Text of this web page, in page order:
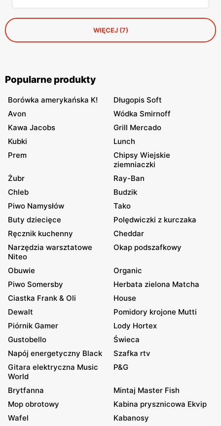
camping w Chorwacji czy leniwy weekend na działce –
warto mieć te rzeczy pod ręką. I naprawdę, nie trzeba
wydawać fortuny, żeby spać wygodnie i nie zjeść
ciepłego sera na śniadanie. Sprawdźmy, co Biedronka
wrzuciła do plecaka w tym sezonie!
WIĘCEJ (7)
Popularne produkty
Borówka amerykańska K!
Długopis Soft
Avon
Wódka Smirnoff
Kawa Jacobs
Grill Mercado
Kubki
Lunch
Prem
Chipsy Wiejskie
ziemniaczki
Żubr
Ray-Ban
Chleb
Budzik
Piwo Namysłów
Tako
Buty dziecięce
Polędwiczki z kurczaka
Ręcznik kuchenny
Cheddar
Narzędzia warsztatowe
Niteo
Okap podszafkowy
Obuwie
Organic
Piwo Somersby
Herbata zielona Matcha
Ciastka Frank & Oli
House
Dewalt
Pomidory krojone Mutti
Piórnik Gamer
Lody Hortex
Gustobello
Świeca
Napój energetyczny Black
Szafka rtv
Gitara elektryczna Music
World
P&G
Brytfanna
Mintaj Master Fish
Mop obrotowy
Kabina prysznicowa Ekvip
Wafel
Kabanosy